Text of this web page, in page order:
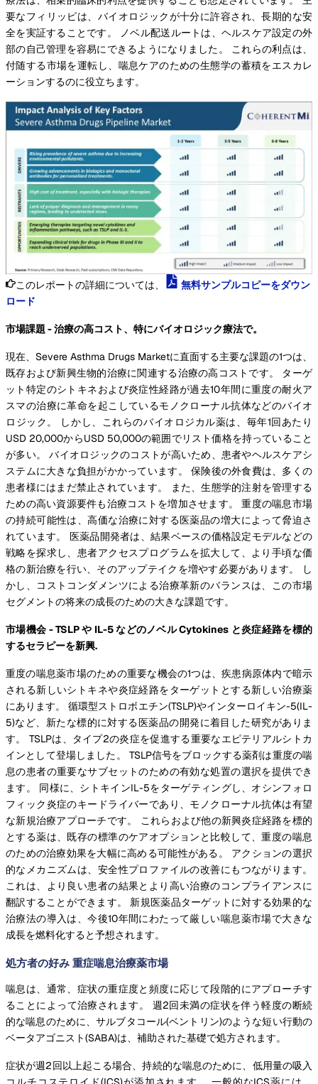
要なフィリッピは、バイオロジックが十分に許容され、長期的な安
全を実証することです。 ノベル配送ルートは、ヘルスケア設定の外
部の自己管理を容易にできるようになりました。 これらの利点は、
付随する市場を運転し、喘息ケアのための生態学の蓄積をエスカレ
ーションするのに役立ちます。
このレポートの詳細については、
無料サンプルコピーをダウン
ロード
市場課題 - 治療の高コスト、特にバイオロジック療法で。
現在、Severe Asthma Drugs Marketに直面する主要な課題の1つは、
既存および新興生物的治療に関連する治療の高コストです。 ターゲ
ット特定のシトキネおよび炎症性経路が過去10年間に重度の耐火ア
スマの治療に革命を起こしているモノクローナル抗体などのバイオ
ロジック。 しかし、これらのバイオロジカル薬は、毎年1回あたり
USD 20,000からUSD 50,000の範囲でリスト価格を持っていること
が多い。 バイオロジックのコストが高いため、患者やヘルスケアシ
ステムに大きな負担がかかっています。 保険後の外食費は、多くの
患者様にはまだ禁止されています。 また、生態学的注射を管理する
ための高い資源要件も治療コストを増加させます。 重度の喘息市場
の持続可能性は、高価な治療に対する医薬品の増大によって脅迫さ
れています。 医薬品開発者は、結果ベースの価格設定モデルなどの
戦略を探求し、患者アクセスプログラムを拡大して、より手頃な価
格の新治療を行い、そのアップテイクを増やす必要があります。 し
かし、コストコンダメンツによる治療革新のバランスは、この市場
セグメントの将来の成長のための大きな課題です。
市場機会 - TSLP や IL-5 などのノベル Cytokines と炎症経路を標的
するセラピーを新興.
重度の喘息薬市場のための重要な機会の1つは、疾患病原体内で暗示
される新しいシトキネや炎症経路をターゲットとする新しい治療薬
にあります。 循環型ストロボエチン(TSLP)やインターロイキン-5(IL-
5)など、新たな標的に対する医薬品の開発に着目した研究がありま
す。 TSLPは、タイプ2の炎症を促進する重要なエピテリアルシトカ
インとして登場しました。 TSLP信号をブロックする薬剤は重度の喘
息の患者の重要なサブセットのための有効な処置の選択を提供でき
ます。 同様に、シトキインIL-5をターゲティングし、オシンフォロ
フィック炎症のキードライバーであり、モノクローナル抗体は有望
な新規治療アプローチです。 これらおよび他の新興炎症経路を標的
とする薬は、既存の標準のケアオプションと比較して、重度の喘息
のための治療効果を大幅に高める可能性がある。 アクションの選択
的なメカニズムは、安全性プロファイルの改善にもつながります。
これは、より良い患者の結果とより高い治療のコンプライアンスに
翻訳することができます。 新規医薬品ターゲットに対する効果的な
治療法の導入は、今後10年間にわたって厳しい喘息薬市場で大きな
成長を燃料化すると予想されます。
処方者の好み 重症喘息治療薬市場
喘息は、通常、症状の重症度と頻度に応じて段階的にアプローチす
ることによって治療されます。 週2回未満の症状を伴う軽度の断続
的な喘息のために、サルブタコール(ベントリン)のような短い行動の
ベータアゴニスト(SABA)は、補助された基礎で処方されます。
症状が週2回以上起こる場合、持続的な喘息のために、低用量の吸入